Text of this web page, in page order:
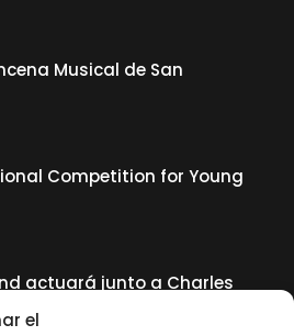
el
Musical de San
Competition for Young
actuará junto a Charles